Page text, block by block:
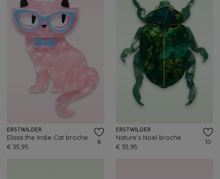
ERSTWILDER
Elissa the Indie Cat broche
€ 35,95
8
ERSTWILDER
Nature's Noel broche
€ 35,95
10